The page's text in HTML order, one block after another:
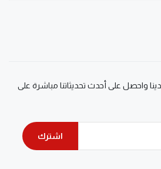
واحصل على أحدث تحديثاتنا مباشرة على
اشترك